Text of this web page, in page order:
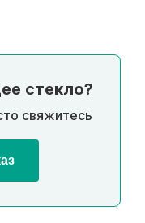
стекло?
свяжитесь